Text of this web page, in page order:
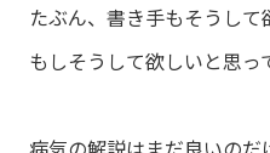
たぶん、書き手もそうして
もしそうして欲しいと思っ